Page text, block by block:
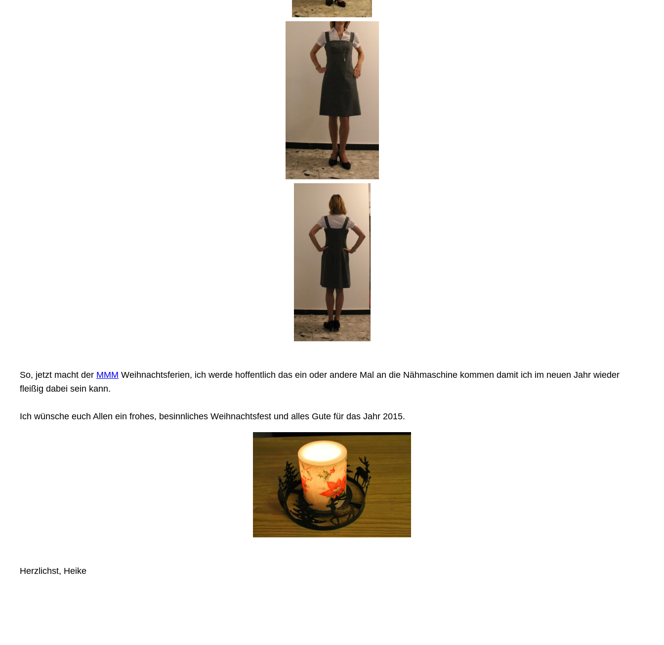
So, jetzt macht der MMM Weihnachtsferien, ich werde hoffentlich das ein oder andere Mal an die Nähmaschine kommen damit ich im neuen Jahr wieder
fleißig dabei sein kann.
Ich wünsche euch Allen ein frohes, besinnliches Weihnachtsfest und alles Gute für das Jahr 2015.
Herzlichst, Heike